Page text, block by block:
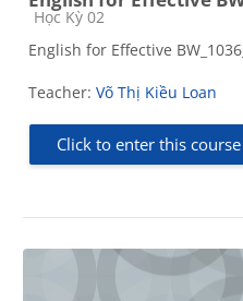
Course category
Học Kỳ 02
English for Effective
Teacher: Võ Thị Kiều Loan
Click to enter this course